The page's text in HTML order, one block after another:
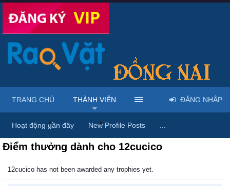
Trang chủ Thành viên 12cucico
Điểm thưởng dành cho 12cucico
12cucico has not been awarded any trophies yet.
TRANG CHỦ THÀNH VIÊN
Hoạt động gần đây New Profile Posts
ĐĂNG NHẬP